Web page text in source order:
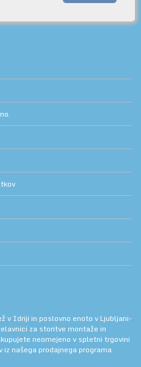
v Idriji in poslovno enoto v Ljubljani-
za storitve montaže in
neomejeno v spletni trgovini
iz našega prodajnega programa